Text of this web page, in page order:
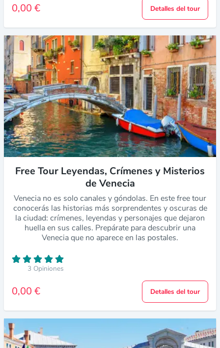
0,00 € Detalles del tour
Free Tour Leyendas, Crímenes y Misterios
de Venecia
Venecia no es solo canales y góndolas. En este free tour
conocerás las historias más sorprendentes y oscuras de
la ciudad: crímenes, leyendas y personajes que dejaron
huella en sus calles. Prepárate para descubrir una
Venecia que no aparece en las postales.
3 Opiniones
0,00 € Detalles del tour